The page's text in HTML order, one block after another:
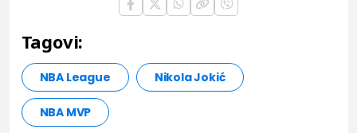
Tagovi:
NBA League Nikola Jokić
NBA MVP